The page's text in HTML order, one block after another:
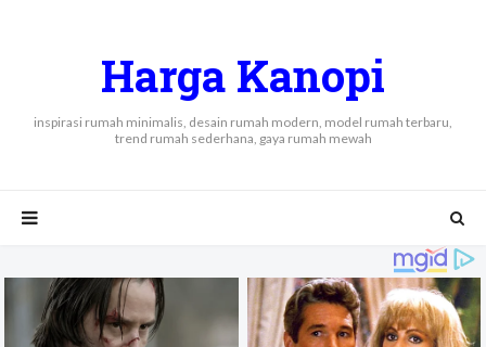
Harga Kanopi
inspirasi rumah minimalis, desain rumah modern, model rumah terbaru,
trend rumah sederhana, gaya rumah mewah